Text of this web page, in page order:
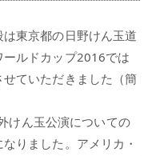
東京都の日野けん玉道
ルドカップ2016では
ていただきました（簡
けん玉公演についての
りました。アメリカ・